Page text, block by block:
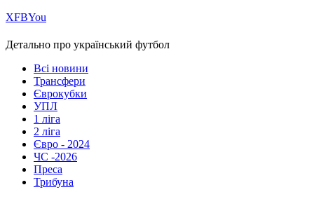
ХFBYou
Детально про український футбол
Всі новини
Трансфери
Єврокубки
УПЛ
1 ліга
2 ліга
Євро - 2024
ЧС -2026
Преса
Трибуна